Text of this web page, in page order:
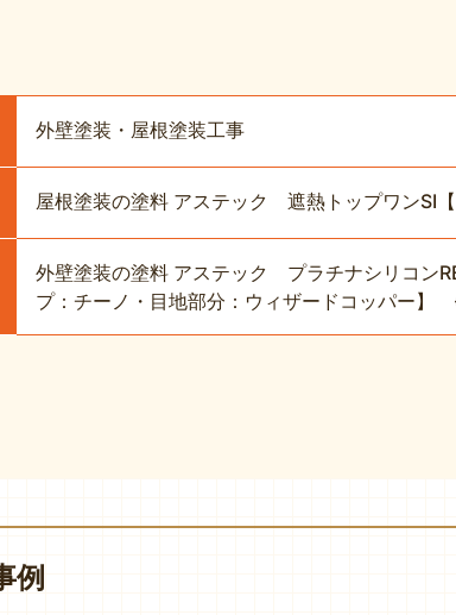
外壁塗装・屋根塗装工事
屋根塗装の塗料 アステック 遮熱トップワンSI【
外壁塗装の塗料 アステック プラチナシリコン
プ：チーノ・目地部分：ウィザードコッパー
例